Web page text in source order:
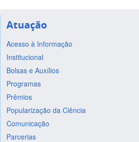
Atuação
Acesso à Informação
Institucional
Bolsas e Auxílios
Programas
Prêmios
Popularização da Ciência
Comunicação
Parcerias